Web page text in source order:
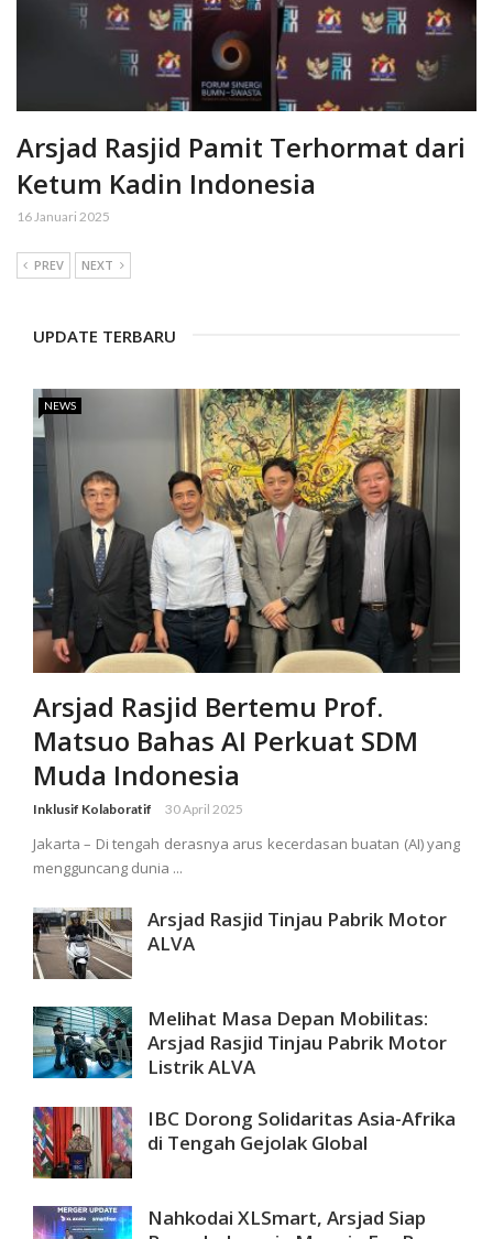
Arsjad Rasjid Pamit Terhormat dari
Ketum Kadin Indonesia
16 Januari 2025
PREV NEXT
UPDATE TERBARU
NEWS
Arsjad Rasjid Bertemu Prof.
Matsuo Bahas AI Perkuat SDM
Muda Indonesia
Inklusif Kolaboratif 30 April 2025
Jakarta – Di tengah derasnya arus kecerdasan buatan (AI) yang
mengguncang dunia ...
Arsjad Rasjid Tinjau Pabrik Motor
ALVA
Melihat Masa Depan Mobilitas:
Arsjad Rasjid Tinjau Pabrik Motor
Listrik ALVA
IBC Dorong Solidaritas Asia-Afrika
di Tengah Gejolak Global
Nahkodai XLSmart, Arsjad Siap